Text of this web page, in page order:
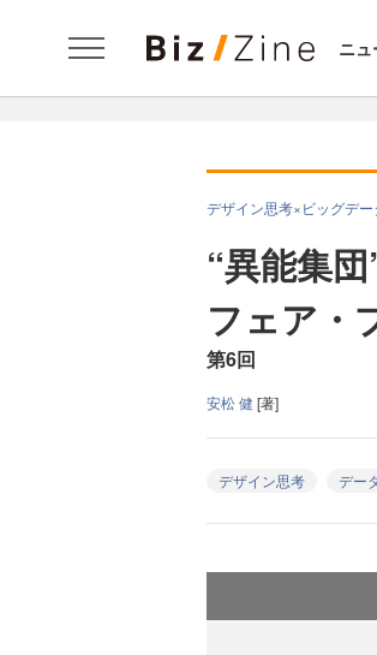
ニュ
デザイン思考×ビッグデー
“異能集
フェア・
第6回
安松 健 [著]
デザイン思考 デー